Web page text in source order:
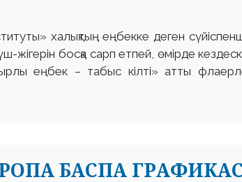
халықтың еңбекке деген
босқа сарп етпей, өмірде
еңбек – табыс кілті» атты
БАСПА